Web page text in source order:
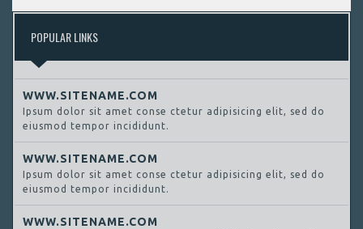
POPULAR LINKS
WWW.SITENAME.COM
Ipsum dolor sit amet conse ctetur adipisicing elit, sed do
eiusmod tempor incididunt.
WWW.SITENAME.COM
Ipsum dolor sit amet conse ctetur adipisicing elit, sed do
eiusmod tempor incididunt.
WWW.SITENAME.COM